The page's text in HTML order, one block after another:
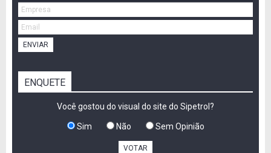
ENVIAR
ENQUETE
Você gostou do visual do site do Sipetrol?
Sim Não Sem Opinião
VOTAR